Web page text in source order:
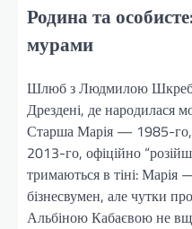
Родина та
мурами
Шлюб з Людмилою
Дрездені, де народилася
Старша Марія — 1985-го,
2013-го, офіційно
тримаються в тіні:
бізнесвумен, але чутки
Альбіною Кабаєвою не